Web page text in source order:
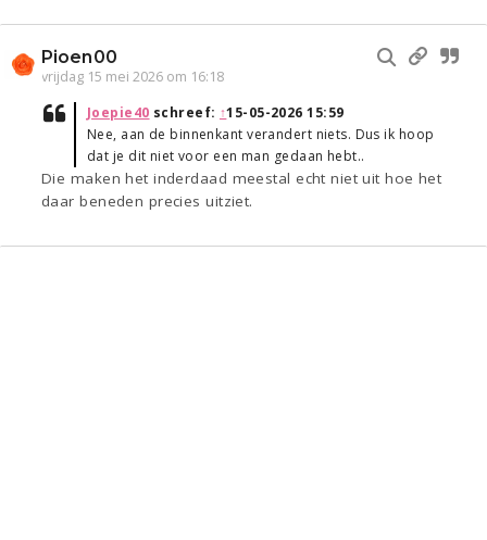
Pioen00
vrijdag 15 mei 2026 om 16:18
Joepie40 schreef: ↑15-05-2026 15:59
Nee, aan de binnenkant verandert niets. Dus ik hoop
dat je dit niet voor een man gedaan hebt..
Die maken het inderdaad meestal echt niet uit hoe het
daar beneden precies uitziet.